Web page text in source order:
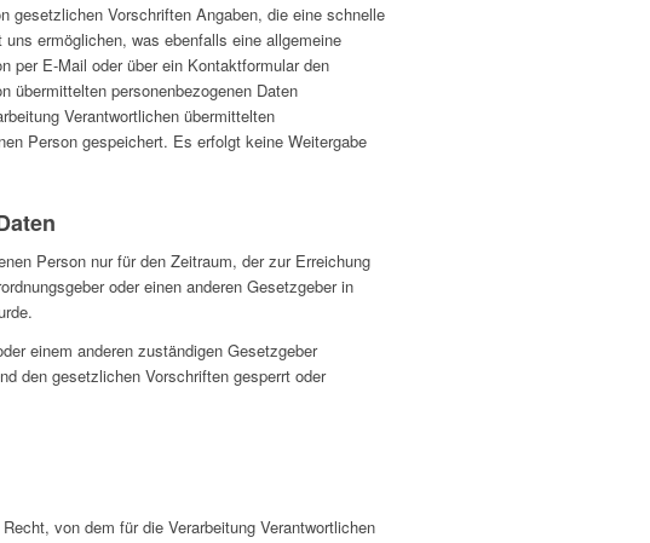
gesetzlichen Vorschriften Angaben, die eine schnelle
ermöglichen, was ebenfalls eine allgemeine
per E-Mail oder über ein Kontaktformular den
übermittelten personenbezogenen Daten
Verantwortlichen übermittelten
Person gespeichert. Es erfolgt keine Weitergabe
Person nur für den Zeitraum, der zur Erreichung
oder einen anderen Gesetzgeber in
einem anderen zuständigen Gesetzgeber
den gesetzlichen Vorschriften gesperrt oder
von dem für die Verarbeitung Verantwortlichen